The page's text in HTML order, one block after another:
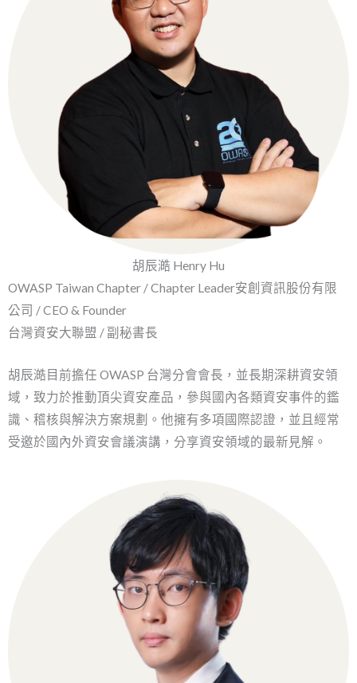
胡辰澔 Henry Hu
OWASP Taiwan Chapter / Chapter Leader安創資訊股份有限
公司 / CEO & Founder
台灣資安大聯盟 / 副秘書長
胡辰澔目前擔任 OWASP 台灣分會會長，並長期深耕資安領
域，致力於推動頂尖資安產品，參與國內各類資安事件的鑑
識、稽核與解決方案規劃。他擁有多項國際認證，並且經常
受邀於國內外資安會議演講，分享資安領域的最新見解。